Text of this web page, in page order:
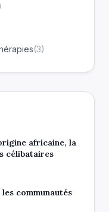
(3)
africaine, la
célibataires
communautés